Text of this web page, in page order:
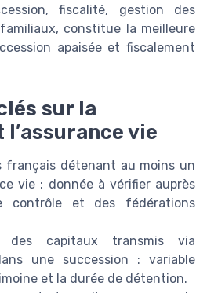
fiscalité, gestion des
constitue la meilleure
apaisée et fiscalement
sur la
vie
français détenant au moins un
vie : donnée à vérifier auprès
contrôle et des fédérations
des capitaux transmis via
une succession : variable
et la durée de détention.